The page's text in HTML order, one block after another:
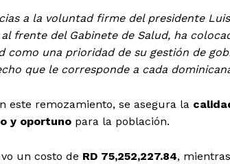
a la voluntad firme del presidente
al frente del Gabinete de Salud, ha
como una prioridad de su gestión de
que le corresponde a cada
este remozamiento, se asegura la
y oportuno para la población.
un costo de RD 75,252,227.84,